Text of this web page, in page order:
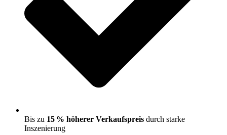
Bis zu 15 % höherer Verkaufspreis durch starke
Inszenierung